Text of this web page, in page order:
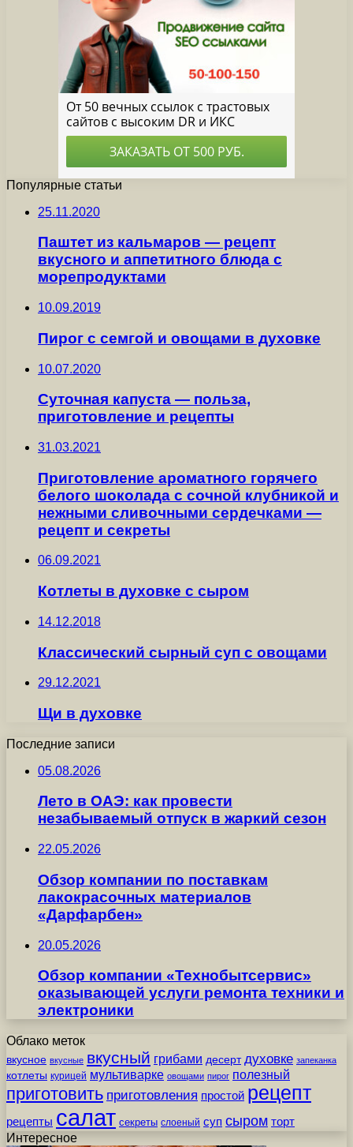
Популярные статьи
25.11.2020
Паштет из кальмаров — рецепт
вкусного и аппетитного блюда с
морепродуктами
10.09.2019
Пирог с семгой и овощами в духовке
10.07.2020
Суточная капуста — польза,
приготовление и рецепты
31.03.2021
Приготовление ароматного горячего
белого шоколада с сочной клубникой и
нежными сливочными сердечками —
рецепт и секреты
06.09.2021
Котлеты в духовке с сыром
14.12.2018
Классический сырный суп с овощами
29.12.2021
Щи в духовке
Последние записи
05.08.2026
Лето в ОАЭ: как провести
незабываемый отпуск в жаркий сезон
22.05.2026
Обзор компании по поставкам
лакокрасочных материалов
«Дарфарбен»
20.05.2026
Обзор компании «Технобытсервис»
оказывающей услуги ремонта техники и
электроники
Облако меток
вкусное вкусные вкусный грибами десерт духовке запеканка
котлеты курицей мультиварке овощами пирог полезный
приготовить приготовления простой рецепт
рецепты салат секреты слоеный суп сыром торт
Интересное